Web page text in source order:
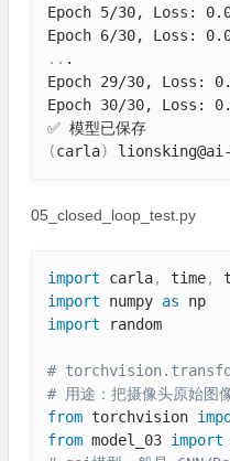
Epoch 5/30, Loss:
.. .
Epoch 29/30, Loss:
Epoch 30/30, Loss:
(carla)
05_closed_loop_test.py
import carla, time,
import numpy as
import random
#
# 用途：把摄像头原始图
from torchvision
from model_03 import